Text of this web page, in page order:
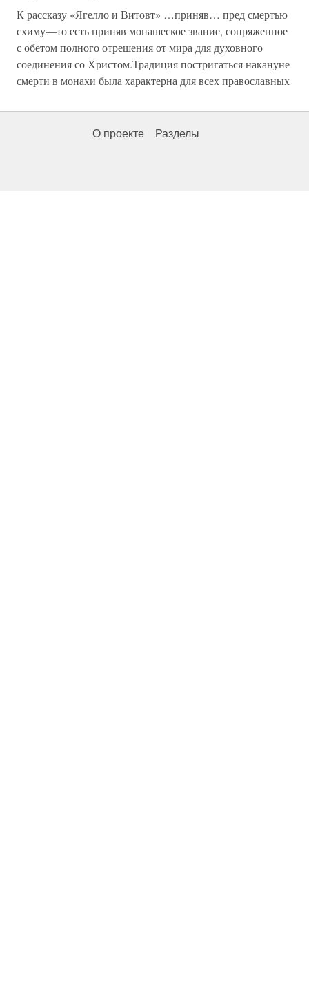
К рассказу «Ягелло и Витовт» …приняв… пред смертью
схиму—то есть приняв монашеское звание, сопряженное
с обетом полного отрешения от мира для духовного
соединения со Христом.Традиция постригаться накануне
смерти в монахи была характерна для всех православных
О проекте Разделы